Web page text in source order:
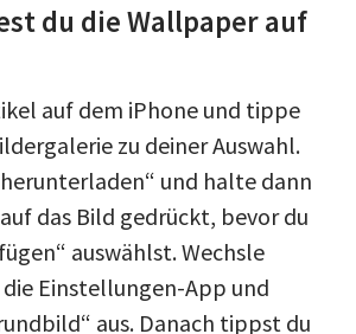
du die Wallpaper auf
auf dem iPhone und tippe
zu deiner Auswahl.
und halte dann
das Bild gedrückt, bevor du
auswählst. Wechsle
Einstellungen-App und
aus. Danach tippst du